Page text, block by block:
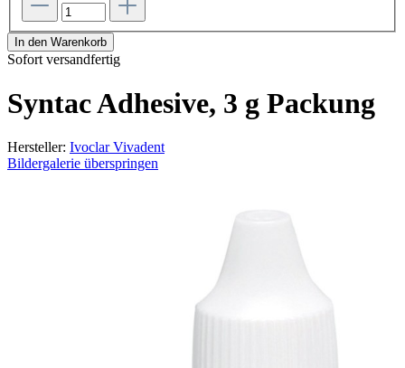
In den Warenkorb
Sofort versandfertig
Syntac Adhesive, 3 g Packung
Hersteller: Ivoclar Vivadent
Bildergalerie überspringen